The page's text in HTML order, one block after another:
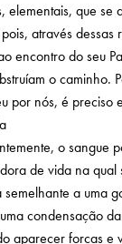
que
através
encontro do
o
nós, é
o
de vida na
a uma
forças